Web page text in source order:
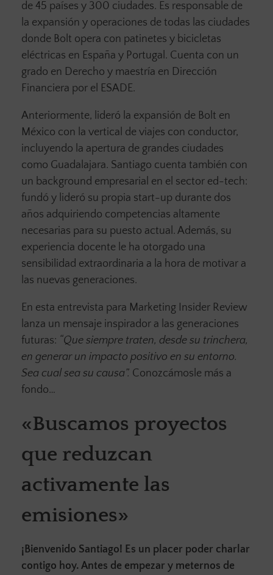
de 45 países y 300 ciudades. Es responsable de
la expansión y operaciones de todas las ciudades
donde Bolt opera con patinetes y bicicletas
eléctricas en España y Portugal. Cuenta con un
grado en Derecho y maestría en Dirección
Financiera por el ESADE.
Anteriormente, lideró la expansión de Bolt en
México con la vertical de viajes con conductor,
incluyendo la apertura de grandes ciudades
como Guadalajara. Santiago cuenta también con
un background empresarial en el sector ed-tech:
fundó y lideró su propia start-up durante dos
años adquiriendo competencias altamente
necesarias para su puesto actual. Además, su
experiencia docente le ha otorgado una
sensibilidad extraordinaria a la hora de motivar a
las nuevas generaciones.
En esta entrevista para Marketing Insider Review
lanza un mensaje inspirador a las generaciones
futuras: “Que siempre traten, desde su trinchera,
en generar un impacto positivo en su entorno.
Sea cual sea su causa”. Conozcámosle más a
fondo…
«Buscamos proyectos
que reduzcan
activamente las
emisiones»
¡Bienvenido Santiago! Es un placer poder charlar
contigo hoy. Antes de empezar y meternos de